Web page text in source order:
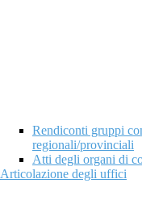
Rendiconti gruppi
regionali/provinciali
Atti degli organi di
Articolazione degli uffici